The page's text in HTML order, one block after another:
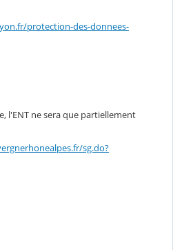
protection-des-donnees-
l'ENT ne sera que partiellement
sg.do?